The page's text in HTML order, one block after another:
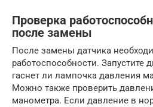
Проверка
после замены
После замены датчика
работоспособности. Запустите
гаснет ли лампочка давления
Можно также проверить
манометра. Если давление в